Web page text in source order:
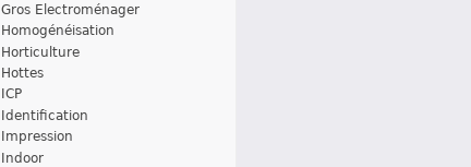
Gros Electroménager
Homogénéisation
Horticulture
Hottes
ICP
Identification
Impression
Indoor